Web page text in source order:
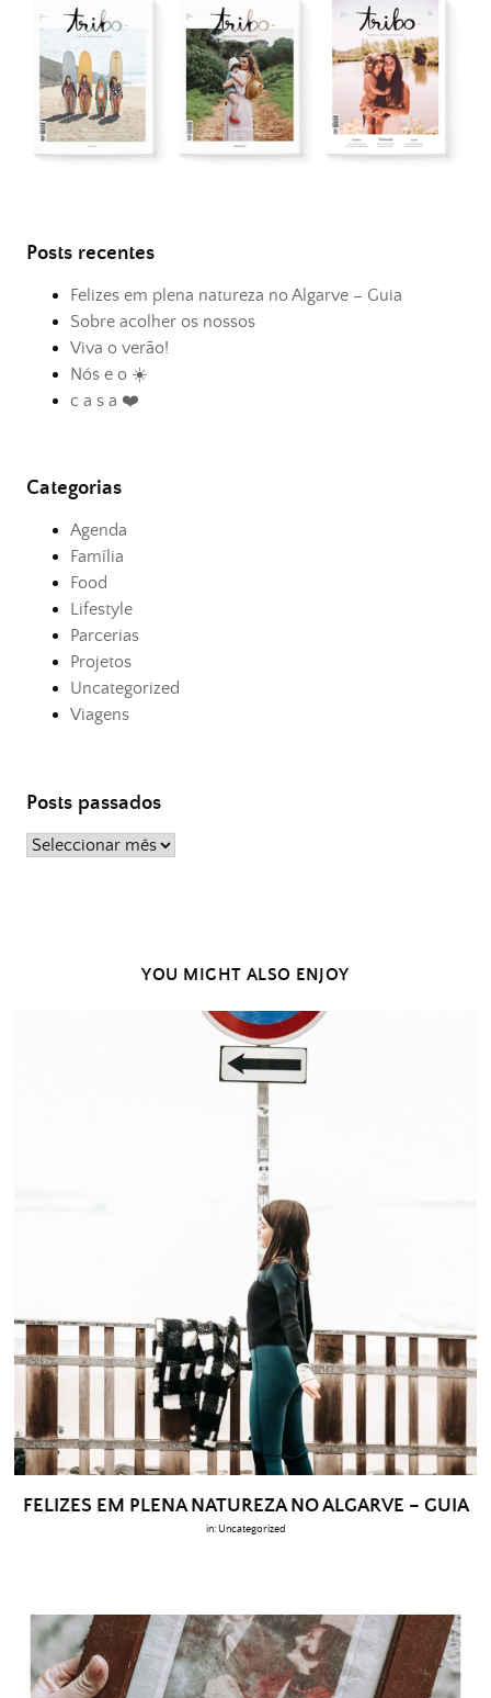
Posts recentes
Felizes em plena natureza no Algarve – Guia
Sobre acolher os nossos
Viva o verão!
Nós e o ☀️
c a s a ❤️
Categorias
Agenda
Família
Food
Lifestyle
Parcerias
Projetos
Uncategorized
Viagens
Posts passados
Posts
YOU MIGHT ALSO ENJOY
FELIZES EM PLENA NATUREZA NO ALGARVE – GUIA
in: Uncategorized